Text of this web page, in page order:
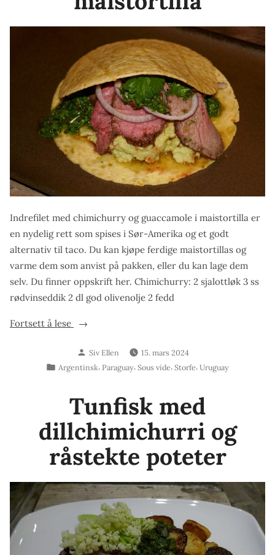
Indrefilet med chimichurry og guaccamole i maistortilla er
en nydelig rett som spises i Sør-Amerika og et godt
alternativ til taco. Du kan kjøpe ferdige maistortillas og
varme dem som anvist på pakken, eller du kan lage dem
selv. Du finner oppskrift her. Chimichurry: 2 sjalottløk 3 ss
rødvinseddik 2 dl god olivenolje 2 fedd
Fortsett å lese
«Indrefilet
chimichurry
og
i
maistortilla»
Skrevet
av
Siv Ellen
15. mars 2024
Publisert
Argentinsk, Paraguay, Sous vide, Storfe, Uruguay
Tunfisk med
dillchimichurri og
råstekte poteter